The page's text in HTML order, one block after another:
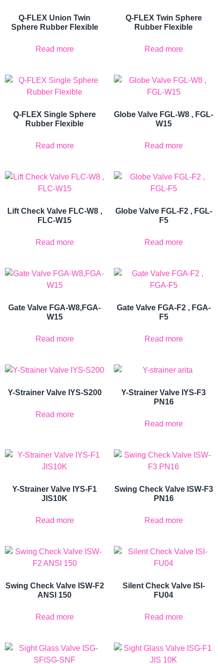
Q-FLEX Union Twin
Sphere Rubber Flexible
Read more
Q-FLEX Twin Sphere
Rubber Flexible
Read more
Q-FLEX Single Sphere
Rubber Flexible
Read more
Globe Valve FGL-W8 , FGL-
W15
Read more
Lift Check Valve FLC-W8 ,
FLC-W15
Read more
Globe Valve FGL-F2 , FGL-
F5
Read more
Gate Valve FGA-W8,FGA-
W15
Read more
Gate Valve FGA-F2 , FGA-
F5
Read more
Y-Strainer Valve IYS-S200
Read more
Y-Strainer Valve IYS-F3
PN16
Read more
Y-Strainer Valve IYS-F1
JIS10K
Read more
Swing Check Valve ISW-F3
PN16
Read more
Swing Check Valve ISW-F2
ANSI 150
Read more
Silent Check Valve ISI-
FU04
Read more